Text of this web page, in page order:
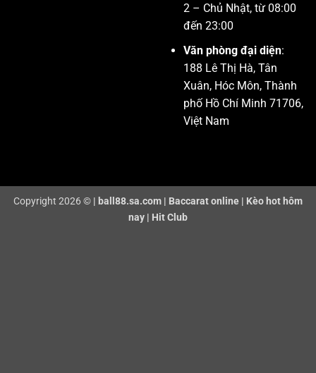
2 – Chủ Nhật, từ 08:00
đến 23:00
Văn phòng đại diện:
188 Lê Thị Hà, Tân
Xuân, Hóc Môn, Thành
phố Hồ Chí Minh 71706,
Việt Nam
Copyright 2026 © ball88.sa.com Baccarat online
Kèo hot hôm
nay
Hit Club